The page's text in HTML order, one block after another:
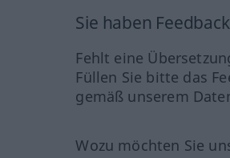
Sie haben
Fehlt eine
Füllen Sie bitte das
gemäß unserem
Wozu möchten Sie